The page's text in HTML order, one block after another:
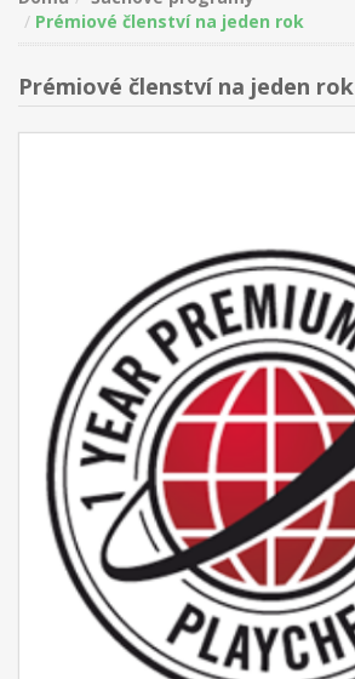
Prémiové členství na jeden rok
Prémiové členství na jeden rok